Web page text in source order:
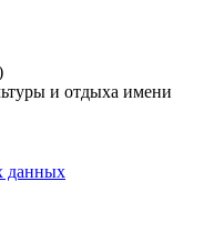
и отдыха имени
данных